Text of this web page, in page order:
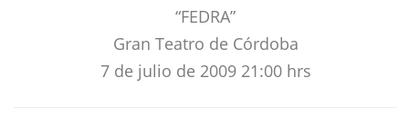
“FEDRA”
Gran Teatro de Córdoba
7 de julio de 2009 21:00 hrs